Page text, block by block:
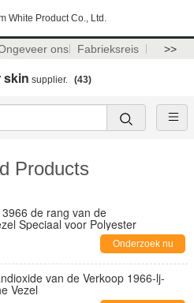
White Product Co., Ltd.
ons Fabrieksreis >>
skin supplier. (43)
Products
de rang van de
Speciaal voor Polyester
Onderzoek nu
van de Verkoop 1966-lj-
Vezel